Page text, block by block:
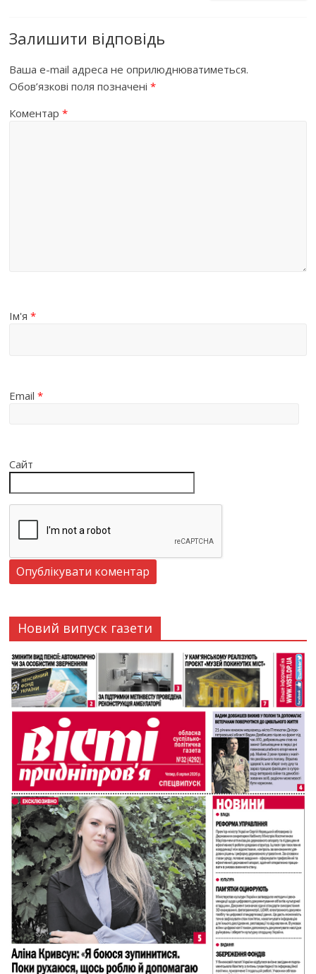
Залишити відповідь
Ваша e-mail адреса не оприлюднюватиметься.
Обов’язкові поля позначені*
Коментар*
Ім'я*
Email*
Сайт
Новий випуск газети